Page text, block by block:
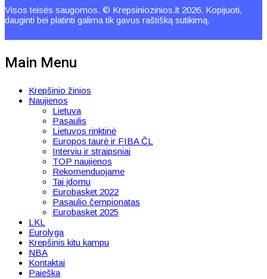
Visos teisės saugomos. © Krepsiniozinios.lt 2026. Kopijuoti,
dauginti bei platinti galima tik gavus raštišką sutikimą.
Main Menu
Krepšinio žinios
Naujienos
Lietuva
Pasaulis
Lietuvos rinktinė
Europos taurė ir FIBA ČL
Interviu ir straipsniai
TOP naujienos
Rekomenduojame
Tai įdomu
Eurobasket 2022
Pasaulio čempionatas
Eurobasket 2025
LKL
Eurolyga
Krepšinis kitu kampu
NBA
Kontaktai
Paieška